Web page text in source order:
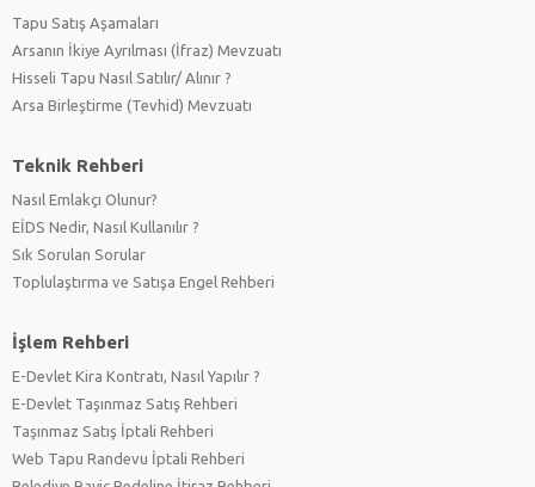
Tapu Satış Aşamaları
Arsanın İkiye Ayrılması (İfraz) Mevzuatı
Hisseli Tapu Nasıl Satılır/ Alınır ?
Arsa Birleştirme (Tevhid) Mevzuatı
Teknik Rehberi
Nasıl Emlakçı Olunur?
EİDS Nedir, Nasıl Kullanılır ?
Sık Sorulan Sorular
Toplulaştırma ve Satışa Engel Rehberi
İşlem Rehberi
E-Devlet Kira Kontratı, Nasıl Yapılır ?
E-Devlet Taşınmaz Satış Rehberi
Taşınmaz Satış İptali Rehberi
Web Tapu Randevu İptali Rehberi